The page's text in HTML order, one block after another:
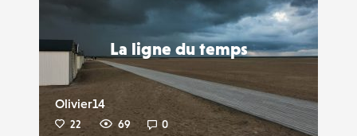
La ligne du temps
Olivier14
22 69 0